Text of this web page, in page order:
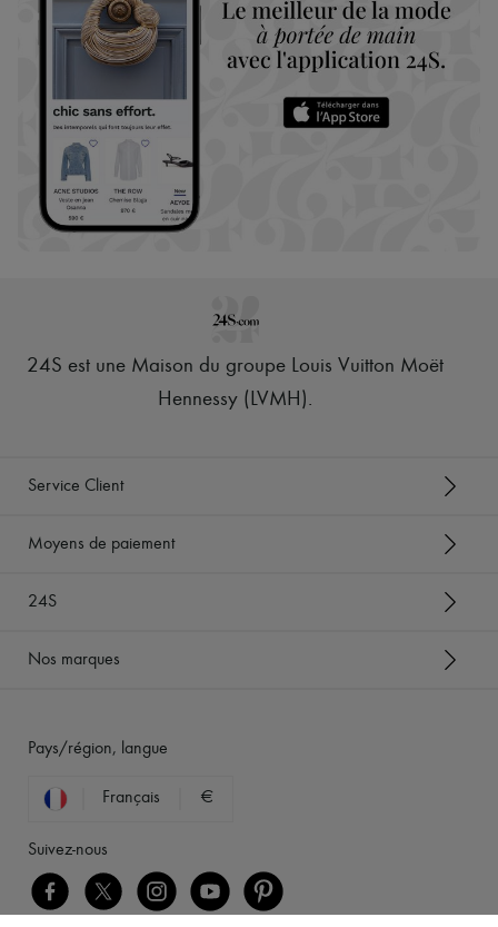
24S est une Maison du groupe Louis Vuitton Moët
Hennessy (LVMH).
Service Client
Moyens de paiement
24S
Nos marques
Pays/région, langue
Français €
Suivez-nous